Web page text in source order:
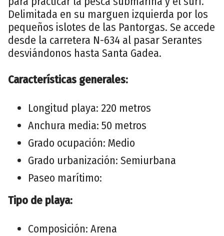
Delimitada en su marguen izquierda por los
pequeños islotes de las Pantorgas. Se accede
desde la carretera N-634 al pasar Serantes
desviándonos hasta Santa Gadea.
Características generales:
Longitud playa: 220 metros
Anchura media: 50 metros
Grado ocupación: Medio
Grado urbanización: Semiurbana
Paseo marítimo:
Tipo de playa:
Composición: Arena